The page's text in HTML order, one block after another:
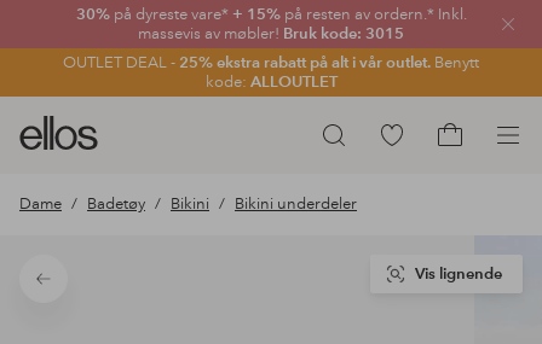
30% på dyreste vare* + 15%på resten av ordern.* Inkl.
massevis av møbler! Bruk kode: 3015
OUTLET DEAL - 25% ekstra rabatt på alt i vår outlet. Benytt
kode: ALLOUTLET
Lukk
Søk
Ellos
logo
gå
forsiden
Gå
Dame Badetøy Bikini Bikini underdeler
Tilbake
Vis lignende